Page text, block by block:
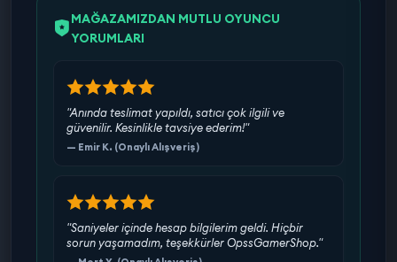
MAĞAZAMIZDAN MUTLU OYUNCU
YORUMLARI
"Anında teslimat yapıldı, satıcı çok ilgili ve
güvenilir. Kesinlikle tavsiye ederim!"
— Emir K. (Onaylı Alışveriş)
"Saniyeler içinde hesap bilgilerim geldi. Hiçbir
sorun yaşamadım, teşekkürler OpssGamerShop."